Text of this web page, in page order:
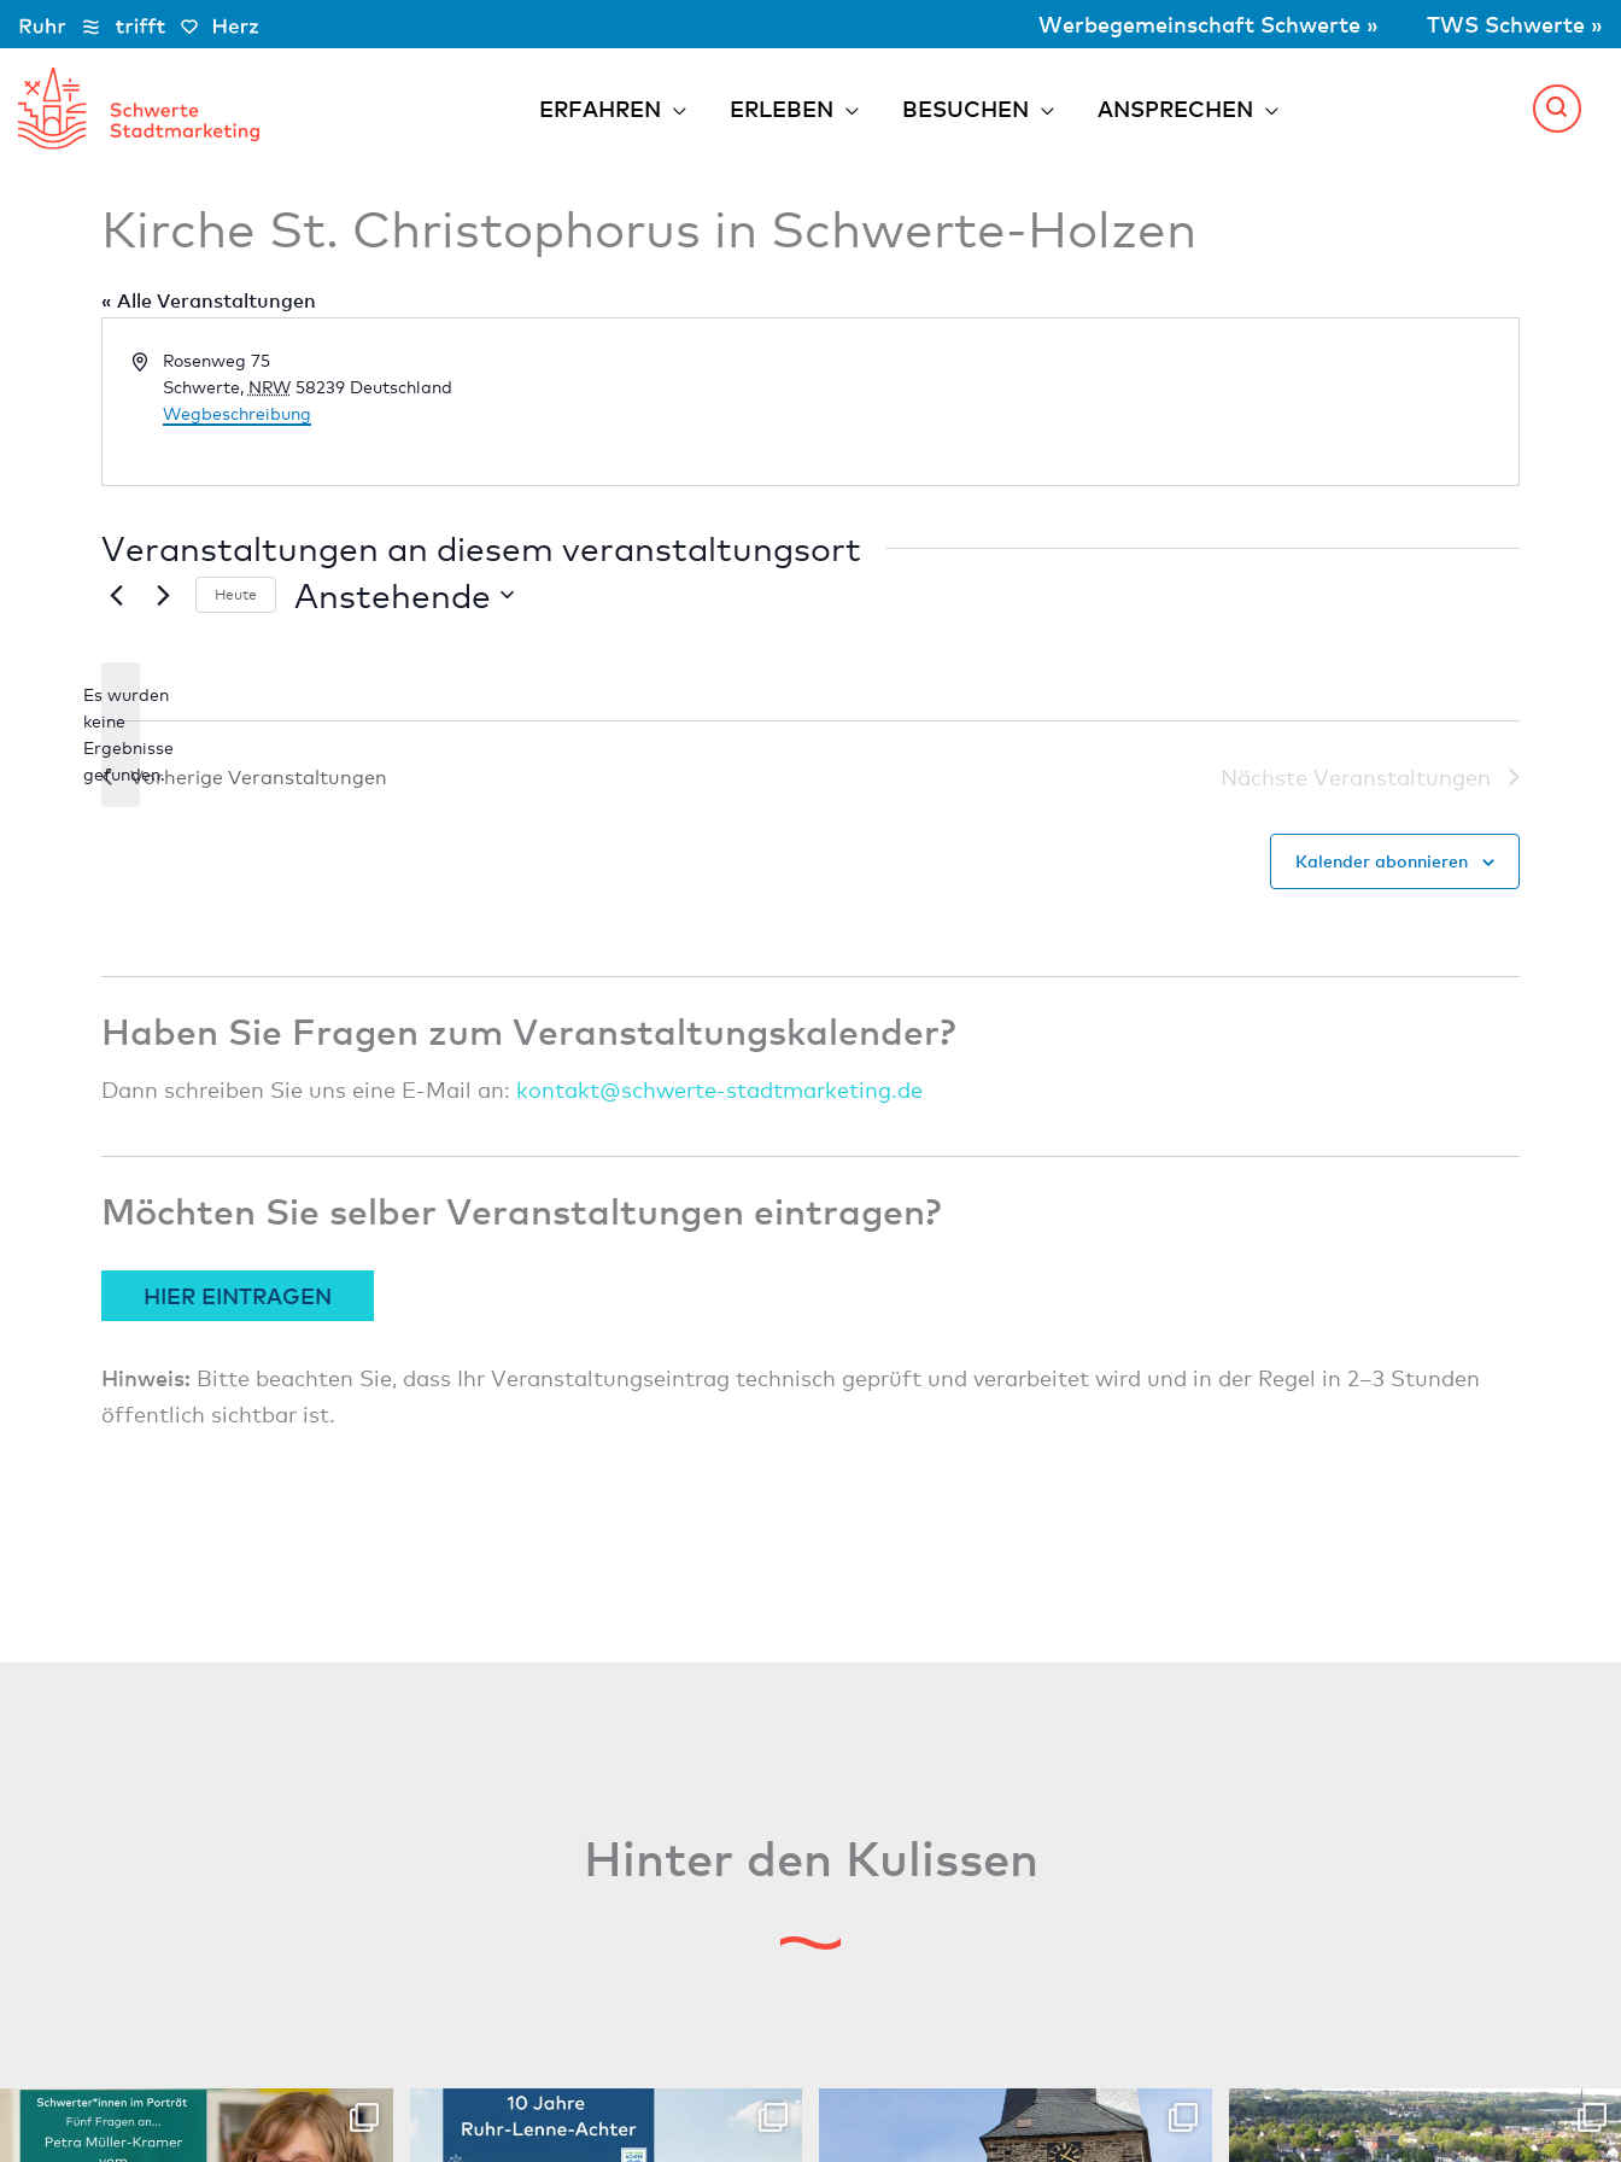
Zum
Inhalt
springen
Werbegemeinschaft Schwerte » TWS Schwerte »
ERFAHREN ERLEBEN BESUCHEN ANSPRECHEN
Kirche St. Christophorus in Schwerte-Holzen
« Alle Veranstaltungen
AdresseRosenweg 75
Schwerte, NRW 58239 Deutschland
Wegbeschreibung
Veranstaltungen an diesem veranstaltungsort
Hinweis
Es wurden
keine
Ergebnisse
gefunden.
Heute Anstehende
Vorherige Veranstaltungen Nächste Veranstaltungen
Kalender abonnieren
Haben Sie Fragen zum Veranstaltungskalender?
Dann schreiben Sie uns eine E-Mail an: kontakt@schwerte-stadtmarketing.de
Möchten Sie selber Veranstaltungen eintragen?
HIER EINTRAGEN
Hinweis: Bitte beachten Sie, dass Ihr Veranstaltungseintrag technisch geprüft und verarbeitet wird und in der Regel in 2–3 Stunden
öffentlich sichtbar ist.
Hinter den Kulissen